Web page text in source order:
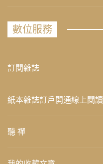
數位服務
訂閱雜誌
紙本雜誌訂戶開通線上閱讀
聽 禪